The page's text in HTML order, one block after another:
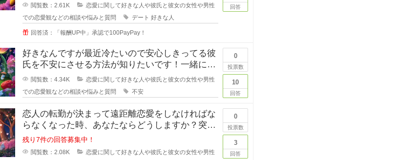
閲覧数：2.61K
恋愛に関して好きな人や彼氏と彼女の女性や男性
での恋愛観などの相談や悩みと質問
デート 好きな人
回答済：「報酬UP中」承認で100PayPay！
回答
好きなんですが最近冷たいので安心しきってる彼
氏を不安にさせる方法が知りたいです！一緒にい
るのが当たり前になってしまってる
閲覧数：4.34K
恋愛に関して好きな人や彼氏と彼女の女性や男性
での恋愛観などの相談や悩みと質問
不安
0
投票数
10
回答
恋人の転勤が決まって遠距離恋愛をしなければな
らなくなった時、あなたならどうしますか？突然
恋人の転勤が決まって遠距離に..
残り7件の回答募集中！
閲覧数：2.08K
恋愛に関して好きな人や彼氏と彼女の女性や男性
0
投票数
3
回答